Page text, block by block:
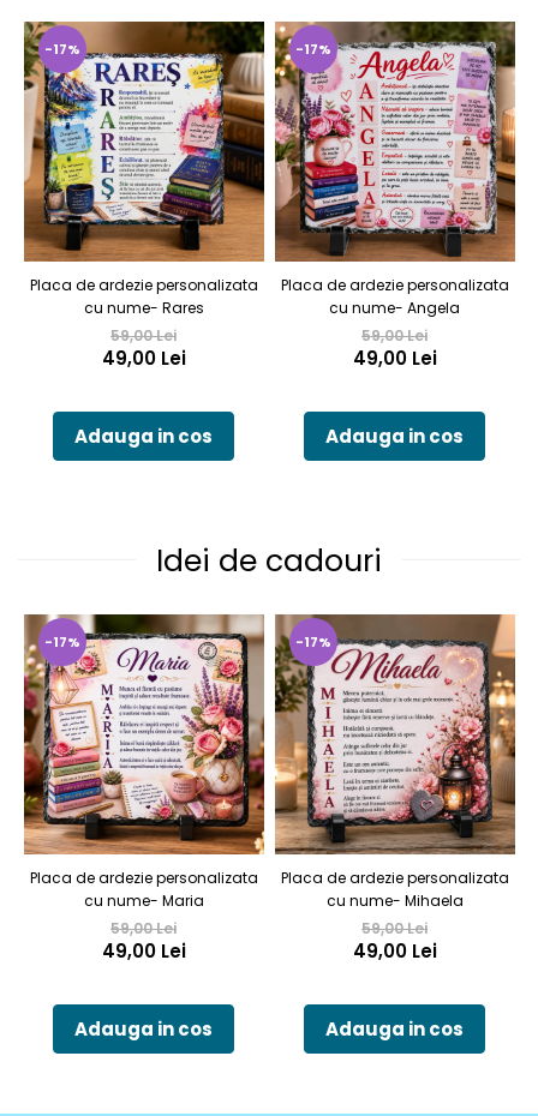
-17%
Placa de ardezie personalizata
cu nume- Rares
59,00 Lei
49,00 Lei
Adauga in cos
-17%
Placa de ardezie personalizata
cu nume- Angela
59,00 Lei
49,00 Lei
Adauga in cos
Idei de cadouri
-17%
Placa de ardezie personalizata
cu nume- Maria
59,00 Lei
49,00 Lei
Adauga in cos
-17%
Placa de ardezie personalizata
cu nume- Mihaela
59,00 Lei
49,00 Lei
Adauga in cos